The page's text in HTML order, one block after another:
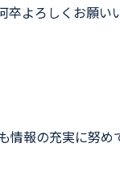
よろしくお願い
報の充実に努め